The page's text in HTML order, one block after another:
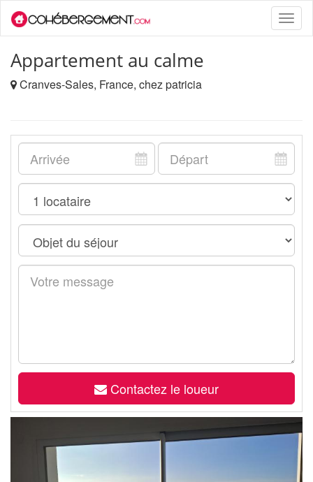
Toggle
Appartement au calme
Cranves-Sales, France, chez patricia
Contactez le loueur